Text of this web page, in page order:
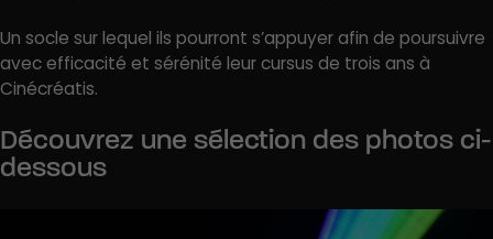
Un socle sur lequel ils pourront s’appuyer afin de poursuivre
avec efficacité et sérénité leur cursus de trois ans à
Cinécréatis.
Découvrez une sélection des photos ci-
dessous